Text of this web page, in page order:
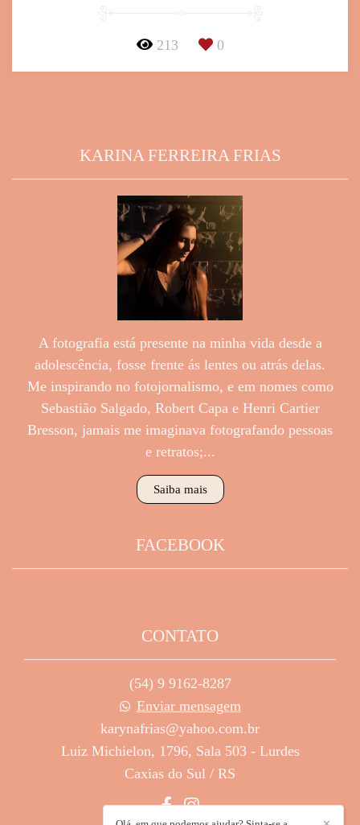
213 0
KARINA FERREIRA FRIAS
A fotografia está presente na minha vida desde a
adolescência, fosse frente ás lentes ou atrás delas.
Me inspirando no fotojornalismo, e em nomes como
Sebastião Salgado, Robert Capa e Henri Cartier
Bresson, jamais me imaginava fotografando pessoas
e retratos;...
Saiba mais
FACEBOOK
CONTATO
(54) 9 9162-8287
Enviar mensagem
karynafrias@yahoo.com.br
Luiz Michielon, 1796, Sala 503 - Lurdes
Caxias do Sul / RS